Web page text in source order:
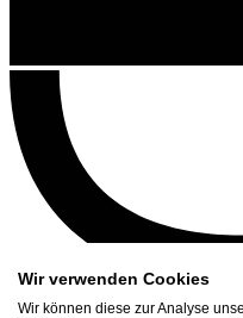
Wir verwenden Cookies
Wir können diese zur Analyse